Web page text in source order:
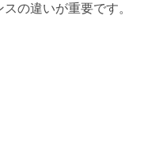
の違いが重要です。